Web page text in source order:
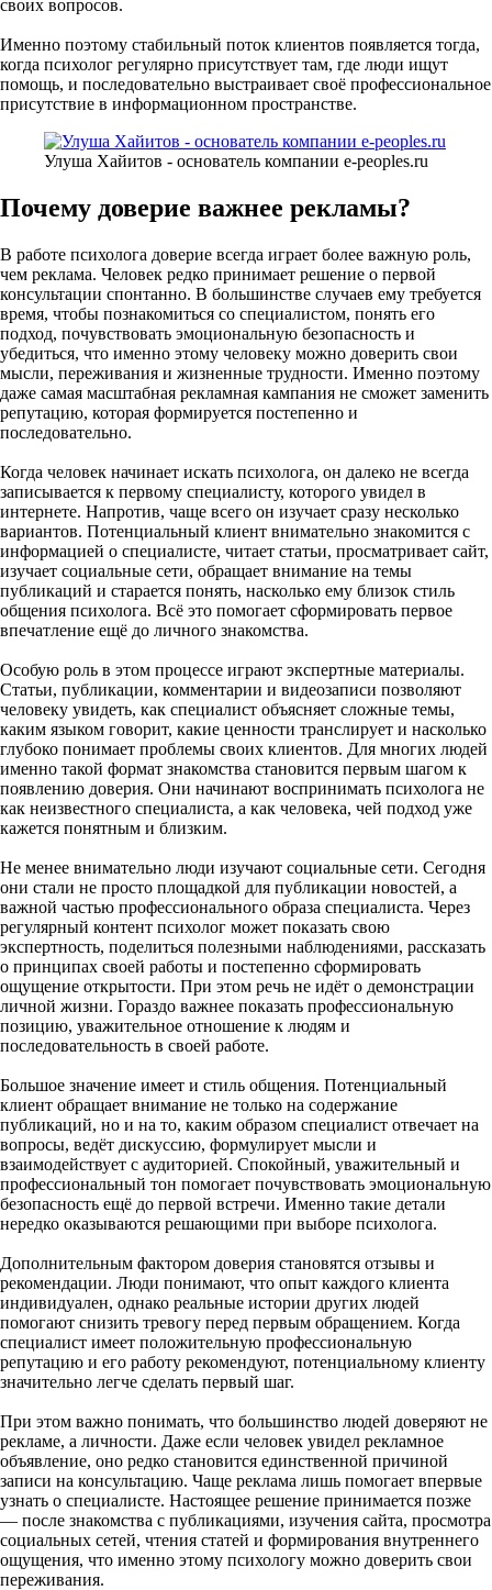
своих вопросов.
Именно поэтому стабильный поток клиентов появляется тогда,
когда психолог регулярно присутствует там, где люди ищут
помощь, и последовательно выстраивает своё профессиональное
присутствие в информационном пространстве.
Улуша Хайитов - основатель компании e-peoples.ru
Почему доверие важнее рекламы?
В работе психолога доверие всегда играет более важную роль,
чем реклама. Человек редко принимает решение о первой
консультации спонтанно. В большинстве случаев ему требуется
время, чтобы познакомиться со специалистом, понять его
подход, почувствовать эмоциональную безопасность и
убедиться, что именно этому человеку можно доверить свои
мысли, переживания и жизненные трудности. Именно поэтому
даже самая масштабная рекламная кампания не сможет заменить
репутацию, которая формируется постепенно и
последовательно.
Когда человек начинает искать психолога, он далеко не всегда
записывается к первому специалисту, которого увидел в
интернете. Напротив, чаще всего он изучает сразу несколько
вариантов. Потенциальный клиент внимательно знакомится с
информацией о специалисте, читает статьи, просматривает сайт,
изучает социальные сети, обращает внимание на темы
публикаций и старается понять, насколько ему близок стиль
общения психолога. Всё это помогает сформировать первое
впечатление ещё до личного знакомства.
Особую роль в этом процессе играют экспертные материалы.
Статьи, публикации, комментарии и видеозаписи позволяют
человеку увидеть, как специалист объясняет сложные темы,
каким языком говорит, какие ценности транслирует и насколько
глубоко понимает проблемы своих клиентов. Для многих людей
именно такой формат знакомства становится первым шагом к
появлению доверия. Они начинают воспринимать психолога не
как неизвестного специалиста, а как человека, чей подход уже
кажется понятным и близким.
Не менее внимательно люди изучают социальные сети. Сегодня
они стали не просто площадкой для публикации новостей, а
важной частью профессионального образа специалиста. Через
регулярный контент психолог может показать свою
экспертность, поделиться полезными наблюдениями, рассказать
о принципах своей работы и постепенно сформировать
ощущение открытости. При этом речь не идёт о демонстрации
личной жизни. Гораздо важнее показать профессиональную
позицию, уважительное отношение к людям и
последовательность в своей работе.
Большое значение имеет и стиль общения. Потенциальный
клиент обращает внимание не только на содержание
публикаций, но и на то, каким образом специалист отвечает на
вопросы, ведёт дискуссию, формулирует мысли и
взаимодействует с аудиторией. Спокойный, уважительный и
профессиональный тон помогает почувствовать эмоциональную
безопасность ещё до первой встречи. Именно такие детали
нередко оказываются решающими при выборе психолога.
Дополнительным фактором доверия становятся отзывы и
рекомендации. Люди понимают, что опыт каждого клиента
индивидуален, однако реальные истории других людей
помогают снизить тревогу перед первым обращением. Когда
специалист имеет положительную профессиональную
репутацию и его работу рекомендуют, потенциальному клиенту
значительно легче сделать первый шаг.
При этом важно понимать, что большинство людей доверяют не
рекламе, а личности. Даже если человек увидел рекламное
объявление, оно редко становится единственной причиной
записи на консультацию. Чаще реклама лишь помогает впервые
узнать о специалисте. Настоящее решение принимается позже
— после знакомства с публикациями, изучения сайта, просмотра
социальных сетей, чтения статей и формирования внутреннего
ощущения, что именно этому психологу можно доверить свои
переживания.